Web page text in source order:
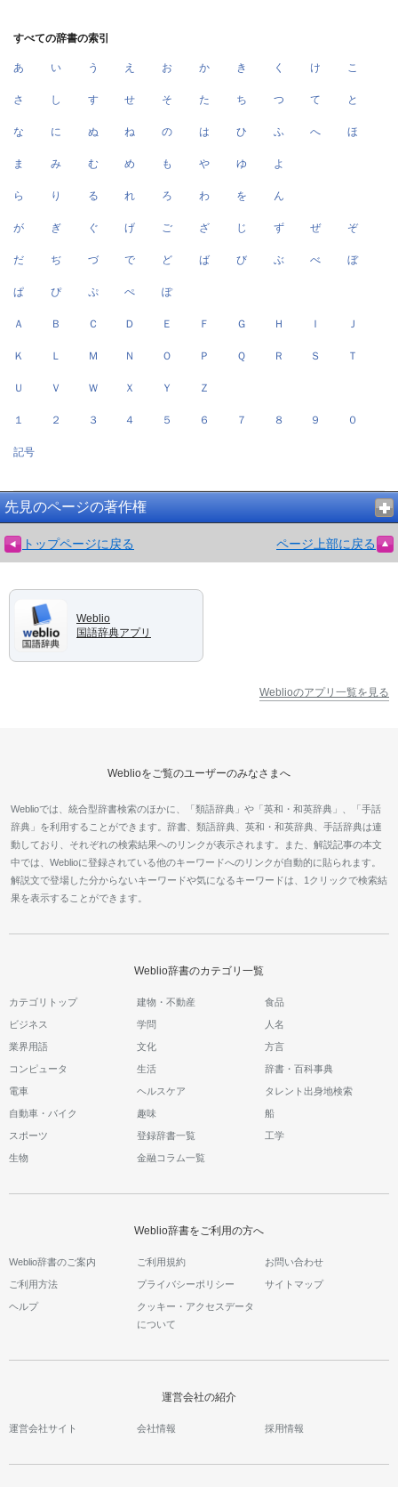
すべての辞書の索引
あ い う え お か き く け こ
さ し す せ そ た ち つ て と
な に ぬ ね の は ひ ふ へ ほ
ま み む め も や ゆ よ
ら り る れ ろ わ を ん
が ぎ ぐ げ ご ざ じ ず ぜ ぞ
だ ぢ づ で ど ば び ぶ べ ぼ
ぱ ぴ ぷ ぺ ぽ
Ａ Ｂ Ｃ Ｄ Ｅ Ｆ Ｇ Ｈ Ｉ Ｊ
Ｋ Ｌ Ｍ Ｎ Ｏ Ｐ Ｑ Ｒ Ｓ Ｔ
Ｕ Ｖ Ｗ Ｘ Ｙ Ｚ
１ ２ ３ ４ ５ ６ ７ ８ ９ ０
記号
先見のページの著作権
トップページに戻る ページ上部に戻る
Weblio
国語辞典アプリ
Weblioのアプリ一覧を見る
Weblioをご覧のユーザーのみなさまへ
Weblioでは、統合型辞書検索のほかに、「類語辞典」や「英和・和英辞典」、「手話
辞典」を利用することができます。辞書、類語辞典、英和・和英辞典、手話辞典は連
動しており、それぞれの検索結果へのリンクが表示されます。また、解説記事の本文
中では、Weblioに登録されている他のキーワードへのリンクが自動的に貼られます。
解説文で登場した分からないキーワードや気になるキーワードは、1クリックで検索結
果を表示することができます。
Weblio辞書のカテゴリ一覧
カテゴリトップ 建物・不動産 食品
ビジネス 学問 人名
業界用語 文化 方言
コンピュータ 生活 辞書・百科事典
電車 ヘルスケア タレント出身地検索
自動車・バイク 趣味 船
スポーツ 登録辞書一覧 工学
生物 金融コラム一覧
Weblio辞書をご利用の方へ
Weblio辞書のご案内 ご利用規約 お問い合わせ
ご利用方法 プライバシーポリシー サイトマップ
ヘルプ
クッキー・アクセスデータ
について
運営会社の紹介
運営会社サイト 会社情報 採用情報